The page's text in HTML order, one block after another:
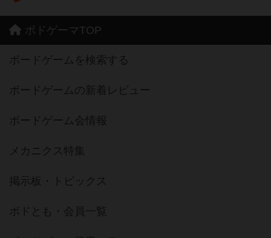
ボドゲーマTOP
ボードゲームを検索する
ボードゲームの新着レビュー
ボードゲーム会情報
メカニクス特集
掲示板・トピックス
ボドとも・会員一覧